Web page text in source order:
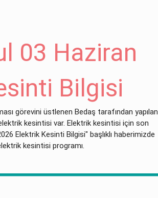
03 Haziran
Bilgisi
görevini üstlenen Bedaş tarafından yapılan
kesintisi var. Elektrik kesintisi için son
Elektrik Kesinti Bilgisi" başlıklı haberimizde
kesintisi programı.